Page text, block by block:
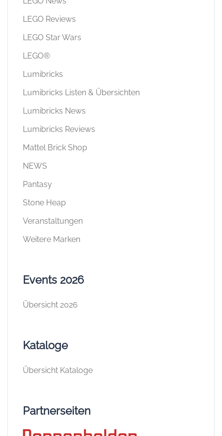
LEGO Reviews
LEGO Star Wars
LEGO®
Lumibricks
Lumibricks Listen & Übersichten
Lumibricks News
Lumibricks Reviews
Mattel Brick Shop
NEWS
Pantasy
Stone Heap
Veranstaltungen
Weitere Marken
Events 2026
Übersicht 2026
Kataloge
Übersicht Kataloge
Partnerseiten